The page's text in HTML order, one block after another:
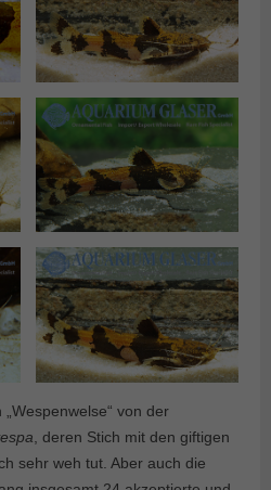
von der
, deren Stich mit den giftigen
sehr weh tut. Aber auch die